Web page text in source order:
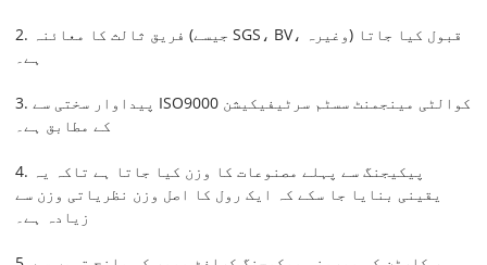
2. فریق ثالث کا معائنہ (جیسے SGS، BV، وغیرہ) قبول کیا جاتا
ہے۔
3. پیداوار سختی سے ISO9000 کوالٹی مینجمنٹ سسٹم سرٹیفیکیشن
کے مطابق ہے۔
4. پیکیجنگ سے پہلے مصنوعات کا وزن کیا جاتا ہے تاکہ یہ
یقینی بنایا جا سکے کہ ایک رول کا اصل وزن نظریاتی وزن سے
زیادہ ہے۔